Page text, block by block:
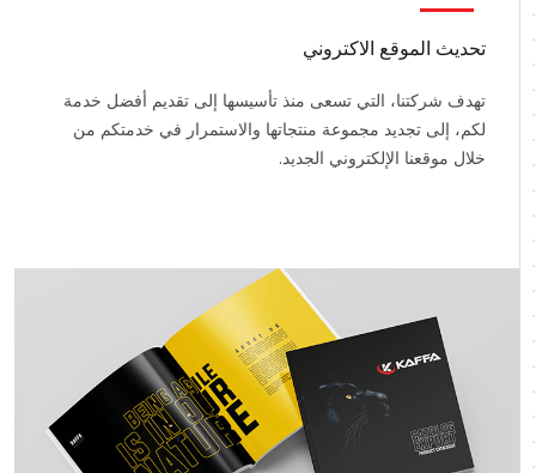
تحديث الموقع الاكتروني
تهدف شركتنا، التي تسعى منذ تأسيسها إلى تقديم أفضل خدمة
لكم، إلى تجديد مجموعة منتجاتها والاستمرار في خدمتكم من
خلال موقعنا الإلكتروني الجديد.